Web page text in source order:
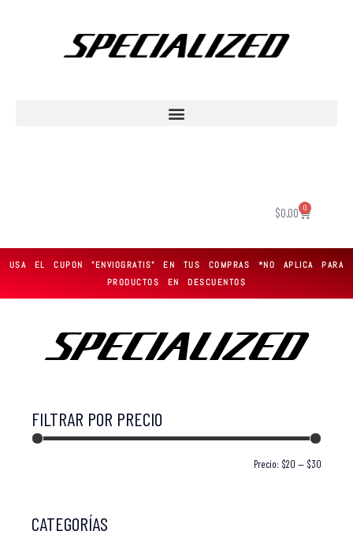
$0.00 0
USA EL CUPON "ENVIOGRATIS" EN TUS COMPRAS *NO APLICA PARA
PRODUCTOS EN DESCUENTOS
FILTRAR POR PRECIO
Precio: $20 — $30
CATEGORÍAS